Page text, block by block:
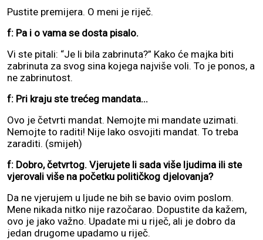
Pustite premijera. O meni je riječ.
f: Pa i o vama se dosta pisalo.
Vi ste pitali: “Je li bila zabrinuta?” Kako će majka biti
zabrinuta za svog sina kojega najviše voli. To je ponos, a
ne zabrinutost.
f: Pri kraju ste trećeg mandata...
Ovo je četvrti mandat. Nemojte mi mandate uzimati.
Nemojte to raditi! Nije lako osvojiti mandat. To treba
zaraditi. (smijeh)
f: Dobro, četvrtog. Vjerujete li sada više ljudima ili ste
vjerovali više na početku političkog djelovanja?
Da ne vjerujem u ljude ne bih se bavio ovim poslom.
Mene nikada nitko nije razočarao. Dopustite da kažem,
ovo je jako važno. Upadate mi u riječ, ali je dobro da
jedan drugome upadamo u riječ.